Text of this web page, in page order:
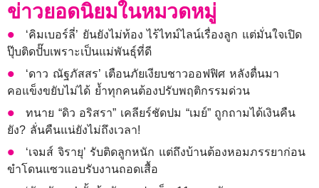
ข่าวยอดนิยมในหมวดหมู่
‘คิมเบอร์ลี่’ ยันยังไม่ท้อง ไร้ไทม์ไลน์เรื่องลูก แต่มั่นใจเปิด
ปุ๊บติดปั๊บเพราะเป็นแม่พันธุ์ที่ดี
‘ดาว ณัฐภัสสร’ เตือนภัยเงียบชาวออฟฟิศ หลังตื่นมา
คอแข็งขยับไม่ได้ ย้ำทุกคนต้องปรับพฤติกรรมด่วน
ทนาย “ดิว อริสรา” เคลียร์ชัดปม “เมย์” ถูกถามได้เงินคืน
ยัง? ลั่นคืนแน่ยังไม่ถึงเวลา!
‘เจมส์ จิรายุ’ รับติดลูกหนัก แต่ถึงบ้านต้องหอมภรรยาก่อน
ขำโดนแซวแอบรับงานถอดเสื้อ